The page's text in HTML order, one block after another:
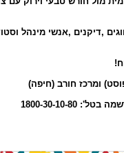
,דיקנים ,אנשי מינהל
ומרכז חורב (חיפה)
30-10-80